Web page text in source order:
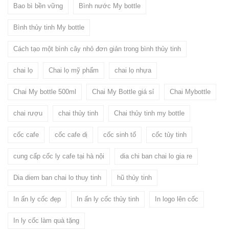
Bao bì bền vững Bình nước My bottle
Bình thủy tinh My bottle
Cách tạo một bình cây nhỏ đơn giản trong bình thủy tinh
chai lọ Chai lọ mỹ phẩm chai lọ nhựa
Chai My bottle 500ml Chai My Bottle giá sỉ Chai Mybottle
chai rượu chai thủy tinh Chai thủy tinh my bottle
cốc cafe cốc cafe dị cốc sinh tố cốc tủy tinh
cung cấp cốc ly cafe tại hà nội dia chi ban chai lo gia re
Dia diem ban chai lo thuy tinh hũ thủy tinh
In ấn ly cốc đẹp In ấn ly cốc thủy tinh In logo lên cốc
In ly cốc làm quà tặng